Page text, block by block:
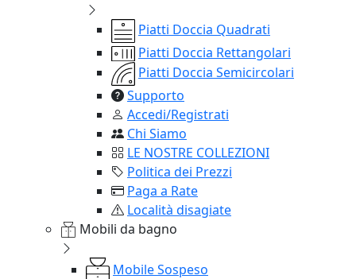
Piatti Doccia Quadrati
Piatti Doccia Rettangolari
Piatti Doccia Semicircolari
Supporto
Accedi/Registrati
Chi Siamo
LE NOSTRE COLLEZIONI
Politica dei Prezzi
Paga a Rate
Località disagiate
Mobili da bagno
Mobile Sospeso